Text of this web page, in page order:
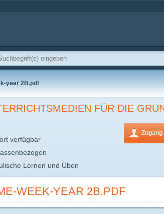
year 2B.pdf
FÜR DIE
verfügbar
Lernen und Üben
WEEK-YEAR 2B.PDF